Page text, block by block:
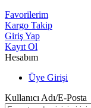
Favorilerim
Kargo Takip
Giriş Yap
Kayıt Ol
Hesabım
Üye Girişi
Kullanıcı Adı/E-Posta